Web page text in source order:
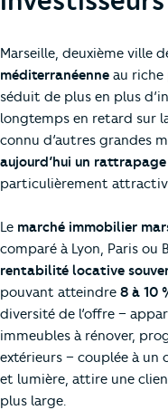
Marseille, deuxième ville
méditerranéenne au riche
séduit de plus en plus
longtemps en retard sur
connu d’autres grandes
aujourd’hui un
particulièrement
Le marché immobilier
comparé à Lyon, Paris ou
rentabilité locative
pouvant atteindre 8 à 10
diversité de l’offre –
immeubles à rénover,
extérieurs – couplée à un
et lumière, attire une
plus large.